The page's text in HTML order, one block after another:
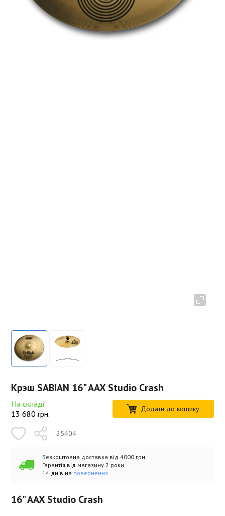
Крэш SABIAN 16" AAX Studio Crash
На складі
13 680 грн. Додати до кошику
25404
Безкоштовна доставка від 4000 грн.
Гарантія від магазину 2 роки
14 днів на повернення
16" AAX Studio Crash